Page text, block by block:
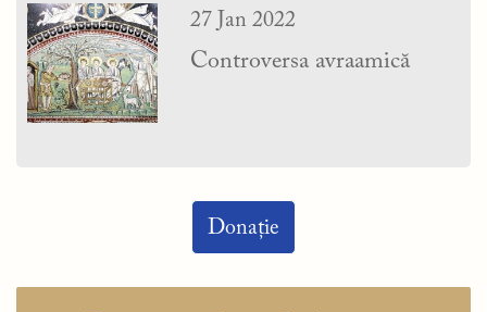
27 Jan 2022
Controversa avraamică
Donație